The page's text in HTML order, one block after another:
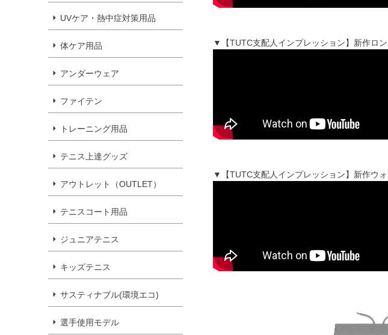
UVケア・熱中症対策用品
体ケア用品
アンダーウェア
ファイテン
トレーニング用品
テニス上達グッズ
アウトレット（OUTLET）
テニスコート用品
ジュニアテニス
キッズテニス
サスティナブル(環境エコ)
選手使用モデル
▼【TUTC支配人インプレッション】新作ロ
▼【TUTC支配人インプレッション】新作ウ